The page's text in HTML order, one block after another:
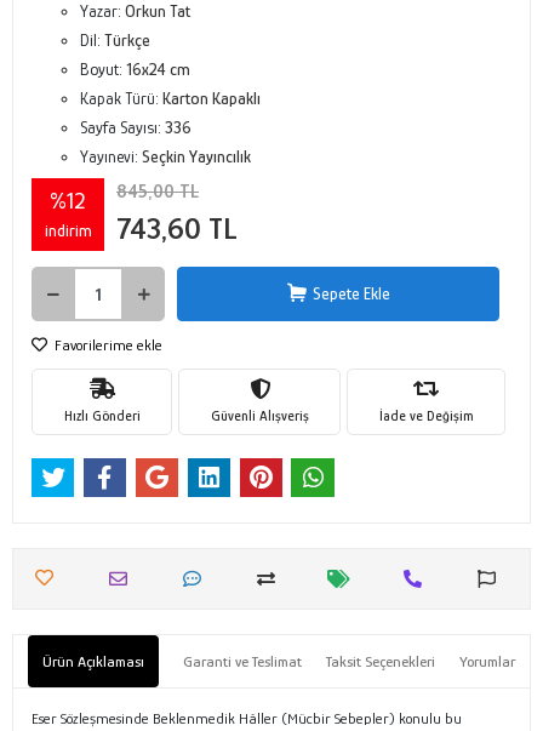
Yazar: Orkun Tat
Dil: Türkçe
Boyut: 16x24 cm
Kapak Türü: Karton Kapaklı
Sayfa Sayısı: 336
Yayınevi: Seçkin Yayıncılık
%12
indirim
845,00 TL
743,60 TL
Sepete Ekle
Favorilerime ekle
Hızlı Gönderi Güvenli Alışveriş İade ve Değişim
Ürün Açıklaması Garanti ve Teslimat Taksit Seçenekleri Yorumlar
Eser Sözleşmesinde Beklenmedik Hâller (Mücbir Sebepler) konulu bu